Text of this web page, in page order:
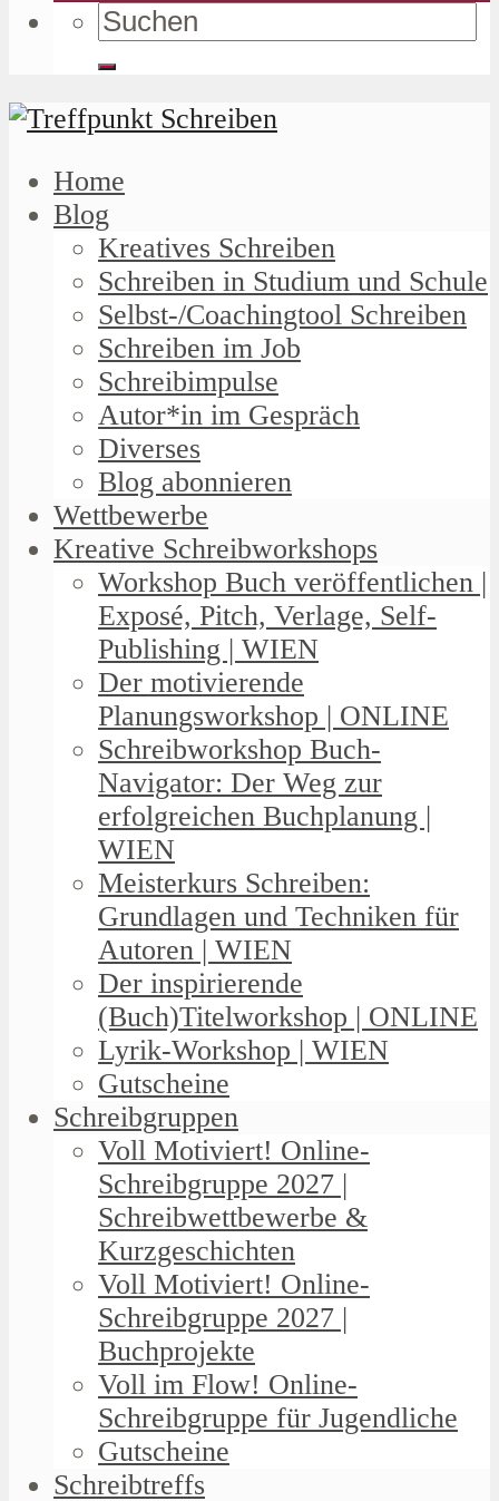
Home
Blog
Kreatives Schreiben
Schreiben in Studium und Schule
Selbst-/Coachingtool Schreiben
Schreiben im Job
Schreibimpulse
Autor*in im Gespräch
Diverses
Blog abonnieren
Wettbewerbe
Kreative Schreibworkshops
Workshop Buch veröffentlichen |
Exposé, Pitch, Verlage, Self-
Publishing | WIEN
Der motivierende
Planungsworkshop | ONLINE
Schreibworkshop Buch-
Navigator: Der Weg zur
erfolgreichen Buchplanung |
WIEN
Meisterkurs Schreiben:
Grundlagen und Techniken für
Autoren | WIEN
Der inspirierende
(Buch)Titelworkshop | ONLINE
Lyrik-Workshop | WIEN
Gutscheine
Schreibgruppen
Voll Motiviert! Online-
Schreibgruppe 2027 |
Schreibwettbewerbe &
Kurzgeschichten
Voll Motiviert! Online-
Schreibgruppe 2027 |
Buchprojekte
Voll im Flow! Online-
Schreibgruppe für Jugendliche
Gutscheine
Schreibtreffs